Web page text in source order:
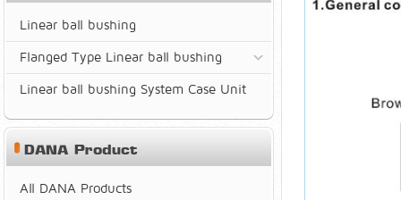
Linear ball bushing
Flanged Type Linear ball bushing
Linear ball bushing System Case Unit
DANA Product
All DANA Products